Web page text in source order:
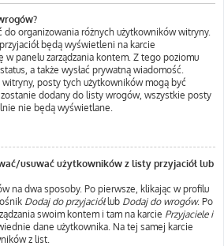
do organizowania różnych użytkowników witryny.
będą wyświetleni na karcie
w panelu zarządzania kontem. Z tego poziomu
a także wysłać prywatną wiadomość.
posty tych użytkowników mogą być
dodany do listy wrogów, wszystkie posty
nie będą wyświetlane.
usuwać użytkowników z listy przyjaciół lub
na dwa sposoby. Po pierwsze, klikając w profilu
Dodaj do przyjaciółlub Dodaj do wrogów. Po
swoim kontem i tam na karcie Przyjaciele i
dane użytkownika. Na tej samej karcie
z list.